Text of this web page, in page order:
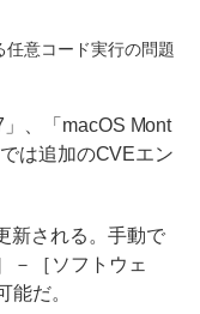
意コード実行の問題
、「macOS Mont
は追加のCVEエン
新される。手動で
－［ソフトウェ
能だ。